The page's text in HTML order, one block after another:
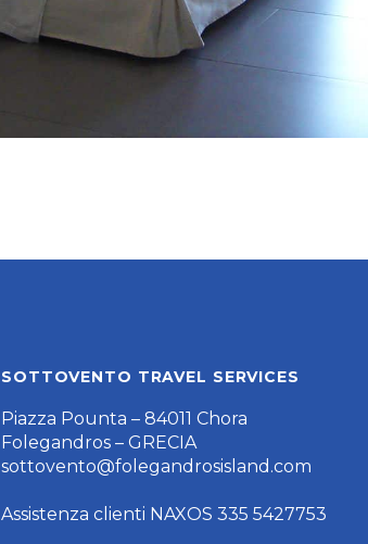
SOTTOVENTO TRAVEL SERVICES
Piazza Pounta – 84011 Chora
Folegandros – GRECIA
sottovento@folegandrosisland.com
Assistenza clienti NAXOS 335 5427753